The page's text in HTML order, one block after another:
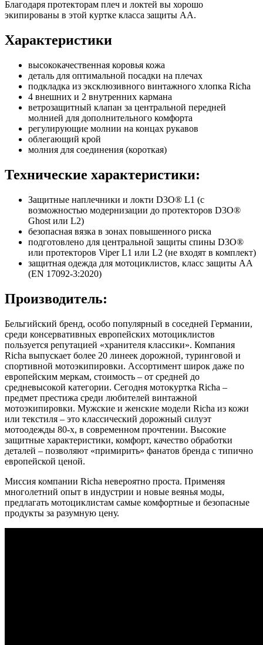
Благодаря протекторам плеч и локтей вы хорошо
экипированы в этой куртке класса защиты AA.
Характеристики
высококачественная коровья кожа
деталь для оптимальной посадки на плечах
подкладка из эксклюзивного винтажного хлопка Richa
4 внешних и 2 внутренних кармана
ветрозащитный клапан за центральной передней
молнией для дополнительного комфорта
регулирующие молнии на концах рукавов
облегающий крой
молния для соединения (короткая)
Технические характеристики:
Защитные наплечники и локти D3O® L1 (с
возможностью модернизации до протекторов D3O®
Ghost или L2)
безопасная вязка в зонах повышенного риска
подготовлено для центральной защиты спины D3O®
или протекторов Viper L1 или L2 (не входят в комплект)
защитная одежда для мотоциклистов, класс защиты АА
(EN 17092-3:2020)
Производитель:
Бельгийский бренд, особо популярный в соседней Германии,
среди консервативных европейских мотоциклистов
пользуется репутацией «хранителя классики». Компания
Richa выпускает более 20 линеек дорожной, туринговой и
спортивной мотоэкипировки. Ассортимент широк даже по
европейским меркам, стоимость – от средней до
средневысокой категории. Сегодня мотокуртка Richa –
предмет престижа среди любителей винтажной
мотоэкипировки. Мужские и женские модели Richa из кожи
или текстиля – это классический дорожный силуэт
мотоодежды 80-х, в современном прочтении. Высокие
защитные характеристики, комфорт, качество обработки
деталей – позволяют «примирить» фанатов бренда с типично
европейской ценой.
Миссия компании Richa невероятно проста. Применяя
многолетний опыт в индустрии и новые веянья моды,
предлагать мотоциклистам самые комфортные и безопасные
продукты за разумную цену.